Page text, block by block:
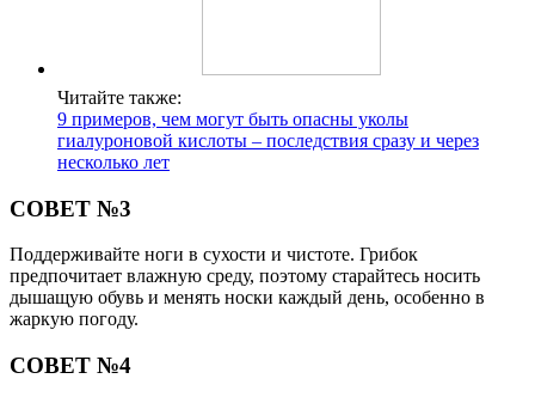
Читайте также:
9 примеров, чем могут быть опасны уколы
гиалуроновой кислоты – последствия сразу и через
несколько лет
СОВЕТ №3
Поддерживайте ноги в сухости и чистоте. Грибок
предпочитает влажную среду, поэтому старайтесь носить
дышащую обувь и менять носки каждый день, особенно в
жаркую погоду.
СОВЕТ №4